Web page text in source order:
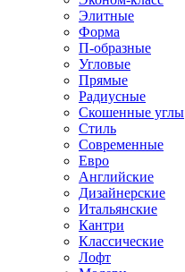
Элитные
Форма
П-образные
Угловые
Прямые
Радиусные
Скошенные углы
Стиль
Современные
Евро
Английские
Дизайнерские
Итальянские
Кантри
Классические
Лофт